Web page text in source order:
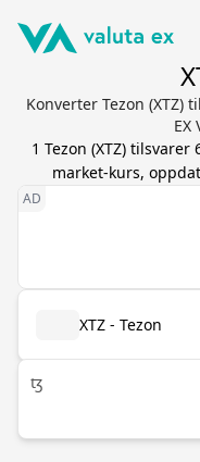
Konverter Tezon (XTZ)
EX
1 Tezon (XTZ) tilsvarer
market-kurs,
XTZ - Tezon
ꜩ